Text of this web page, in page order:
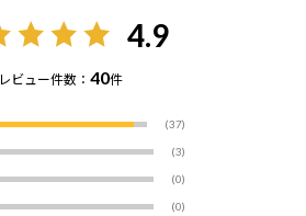
4.9
レビュー件数： 40件
(37)
(3)
(0)
(0)